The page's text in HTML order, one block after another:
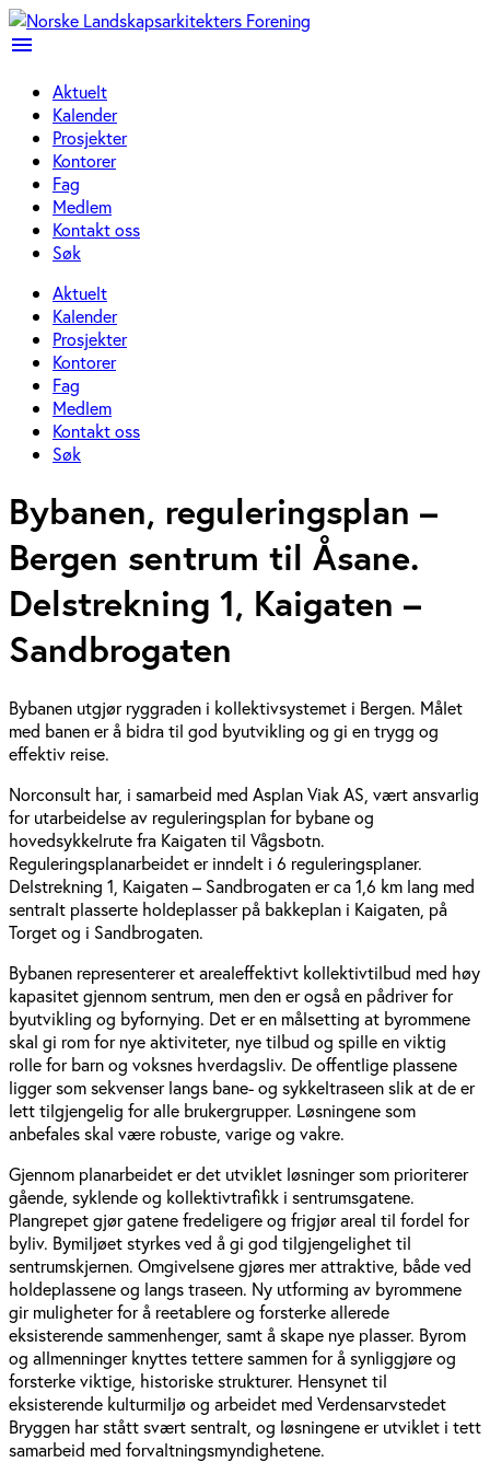
menu
Aktuelt
Kalender
Prosjekter
Kontorer
Fag
Medlem
Kontakt oss
Søk
Aktuelt
Kalender
Prosjekter
Kontorer
Fag
Medlem
Kontakt oss
Søk
Bybanen, reguleringsplan –
Bergen sentrum til Åsane.
Delstrekning 1, Kaigaten –
Sandbrogaten
Bybanen utgjør ryggraden i kollektivsystemet i Bergen. Målet
med banen er å bidra til god byutvikling og gi en trygg og
effektiv reise.
Norconsult har, i samarbeid med Asplan Viak AS, vært ansvarlig
for utarbeidelse av reguleringsplan for bybane og
hovedsykkelrute fra Kaigaten til Vågsbotn.
Reguleringsplanarbeidet er inndelt i 6 reguleringsplaner.
Delstrekning 1, Kaigaten – Sandbrogaten er ca 1,6 km lang med
sentralt plasserte holdeplasser på bakkeplan i Kaigaten, på
Torget og i Sandbrogaten.
Bybanen representerer et arealeffektivt kollektivtilbud med høy
kapasitet gjennom sentrum, men den er også en pådriver for
byutvikling og byfornying. Det er en målsetting at byrommene
skal gi rom for nye aktiviteter, nye tilbud og spille en viktig
rolle for barn og voksnes hverdagsliv. De offentlige plassene
ligger som sekvenser langs bane- og sykkeltraseen slik at de er
lett tilgjengelig for alle brukergrupper. Løsningene som
anbefales skal være robuste, varige og vakre.
Gjennom planarbeidet er det utviklet løsninger som prioriterer
gående, syklende og kollektivtrafikk i sentrumsgatene.
Plangrepet gjør gatene fredeligere og frigjør areal til fordel for
byliv. Bymiljøet styrkes ved å gi god tilgjengelighet til
sentrumskjernen. Omgivelsene gjøres mer attraktive, både ved
holdeplassene og langs traseen. Ny utforming av byrommene
gir muligheter for å reetablere og forsterke allerede
eksisterende sammenhenger, samt å skape nye plasser. Byrom
og allmenninger knyttes tettere sammen for å synliggjøre og
forsterke viktige, historiske strukturer. Hensynet til
eksisterende kulturmiljø og arbeidet med Verdensarvstedet
Bryggen har stått svært sentralt, og løsningene er utviklet i tett
samarbeid med forvaltningsmyndighetene.